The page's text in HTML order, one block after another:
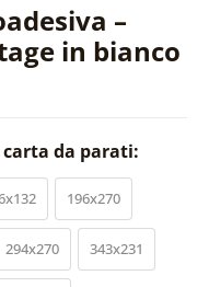
–
in bianco
da parati:
196x270
294x270 343x231